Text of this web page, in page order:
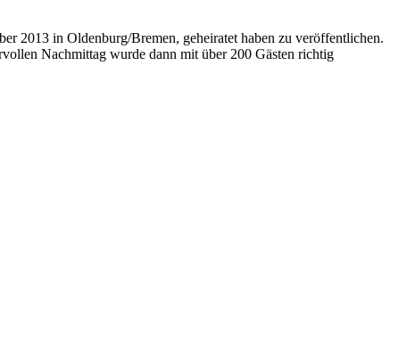
2013 in Oldenburg/Bremen, geheiratet haben zu veröffentlichen.
Nachmittag wurde dann mit über 200 Gästen richtig